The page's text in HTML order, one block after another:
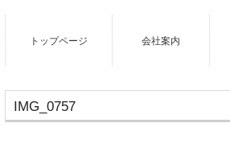
トップページ 会社案内
IMG_0757